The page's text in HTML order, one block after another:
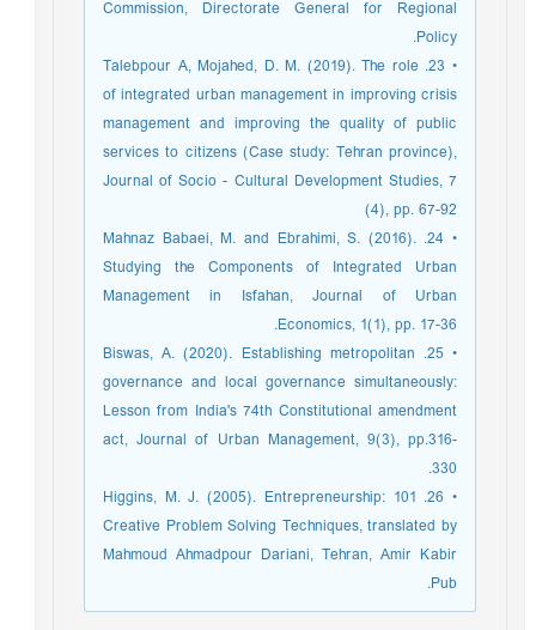
Commission, Directorate General for Regional
Policy.
• 23. Talebpour A, Mojahed, D. M. (2019). The role
of integrated urban management in improving crisis
management and improving the quality of public
services to citizens (Case study: Tehran province),
Journal of Socio - Cultural Development Studies, 7
(4), pp. 67-92
• 24. Mahnaz Babaei, M. and Ebrahimi, S. (2016).
Studying the Components of Integrated Urban
Management in Isfahan, Journal of Urban
Economics, 1(1), pp. 17-36.
• 25. Biswas, A. (2020). Establishing metropolitan
governance and local governance simultaneously:
Lesson from India's 74th Constitutional amendment
act, Journal of Urban Management, 9(3), pp.316-
330.
• 26. Higgins, M. J. (2005). Entrepreneurship: 101
Creative Problem Solving Techniques, translated by
Mahmoud Ahmadpour Dariani, Tehran, Amir Kabir
Pub.